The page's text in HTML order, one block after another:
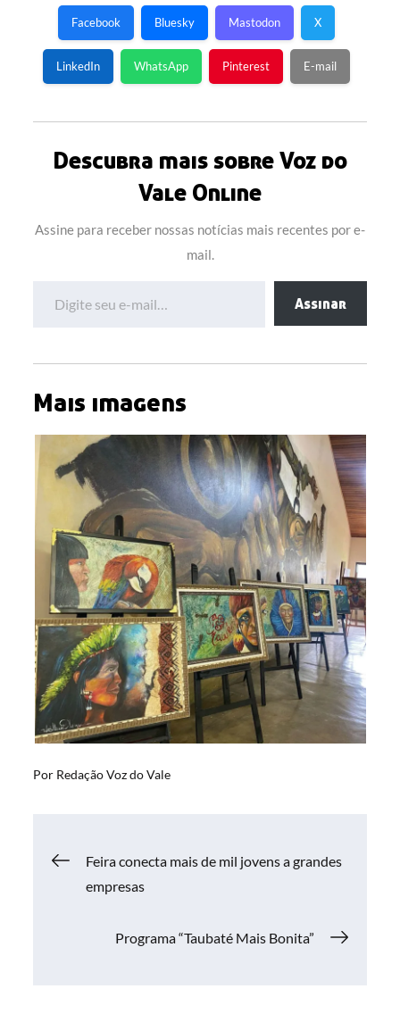
Facebook Bluesky Mastodon X
LinkedIn WhatsApp Pinterest E-mail
Descubra mais sobre Voz do
Vale Online
Assine para receber nossas notícias mais recentes por e-
mail.
Assinar
Mais imagens
Por Redação Voz do Vale
Navegação
Feira conecta mais de mil jovens a grandes
empresas
Programa “Taubaté Mais Bonita”